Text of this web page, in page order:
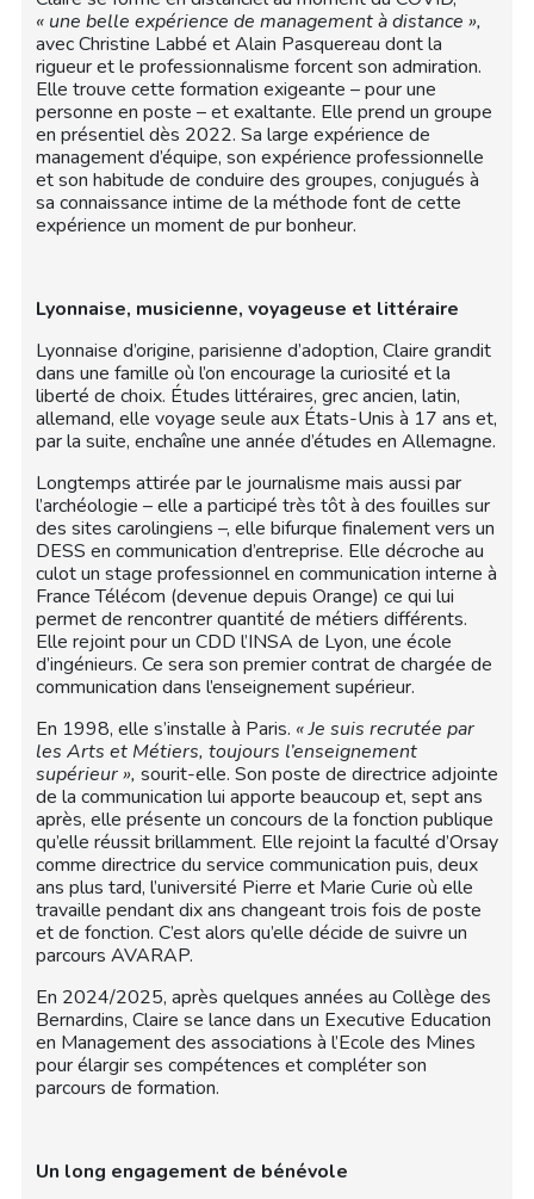
« une belle expérience de management à distance »,
avec Christine Labbé et Alain Pasquereau dont la
rigueur et le professionnalisme forcent son admiration.
Elle trouve cette formation exigeante – pour une
personne en poste – et exaltante. Elle prend un groupe
en présentiel dès 2022. Sa large expérience de
management d’équipe, son expérience professionnelle
et son habitude de conduire des groupes, conjugués à
sa connaissance intime de la méthode font de cette
expérience un moment de pur bonheur.
Lyonnaise, musicienne, voyageuse et littéraire
Lyonnaise d’origine, parisienne d’adoption, Claire grandit
dans une famille où l’on encourage la curiosité et la
liberté de choix. Études littéraires, grec ancien, latin,
allemand, elle voyage seule aux États-Unis à 17 ans et,
par la suite, enchaîne une année d’études en Allemagne.
Longtemps attirée par le journalisme mais aussi par
l’archéologie – elle a participé très tôt à des fouilles sur
des sites carolingiens –, elle bifurque finalement vers un
DESS en communication d’entreprise. Elle décroche au
culot un stage professionnel en communication interne à
France Télécom (devenue depuis Orange) ce qui lui
permet de rencontrer quantité de métiers différents.
Elle rejoint pour un CDD l’INSA de Lyon, une école
d’ingénieurs. Ce sera son premier contrat de chargée de
communication dans l’enseignement supérieur.
En 1998, elle s’installe à Paris. « Je suis recrutée par
les Arts et Métiers, toujours l’enseignement
supérieur », sourit-elle. Son poste de directrice adjointe
de la communication lui apporte beaucoup et, sept ans
après, elle présente un concours de la fonction publique
qu’elle réussit brillamment. Elle rejoint la faculté d’Orsay
comme directrice du service communication puis, deux
ans plus tard, l’université Pierre et Marie Curie où elle
travaille pendant dix ans changeant trois fois de poste
et de fonction. C’est alors qu’elle décide de suivre un
parcours AVARAP.
En 2024/2025, après quelques années au Collège des
Bernardins, Claire se lance dans un Executive Education
en Management des associations à l’Ecole des Mines
pour élargir ses compétences et compléter son
parcours de formation.
Un long engagement de bénévole